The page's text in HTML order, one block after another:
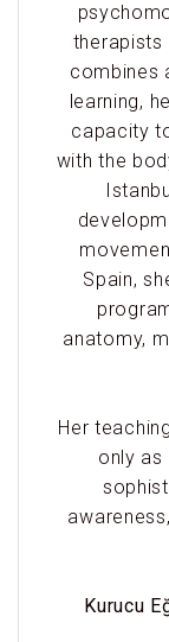
therapists
combines
learning,
capacity
with the
Spain,
anatomy,
Her
only as
Kurucu